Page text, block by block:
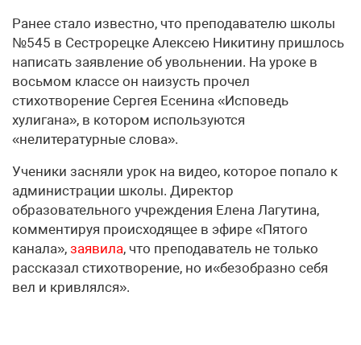
Ранее стало известно, что преподавателю школы
№545 в Сестрорецке Алексею Никитину пришлось
написать заявление об увольнении. На уроке в
восьмом классе он наизусть прочел
стихотворение Сергея Есенина «Исповедь
хулигана», в котором используются
«нелитературные слова».
Ученики засняли урок на видео, которое попало к
администрации школы. Директор
образовательного учреждения Елена Лагутина,
комментируя происходящее в эфире «Пятого
канала», заявила, что преподаватель не только
рассказал стихотворение, но и«безобразно себя
вел и кривлялся».